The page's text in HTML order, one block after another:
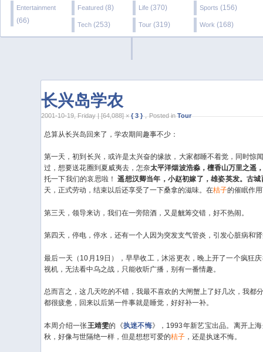
Entertainment
(66)
Featured (8) Life (370) Sports (156)
Tech (253) Tour (319) Work (168)
长兴岛学农
2001-10-19, Friday | [64,088] ×{ 3 }，Posted inTour
总算从长兴岛回来了，学农期间趣事不少：
第一天，初到长兴，或许是太兴奋的缘故，大家都睡不着觉，同时惊
过，想要送花圈到夏威夷去，怎奈太平洋烟波浩淼，檀香山万里之遥
托一下我们的哀思啦！遥想汉卿当年，小赵初嫁了，雄姿英发。古
天，正式劳动，结束以后还享受了一下桑拿的滋味。在桔子的催眠作
第三天，领导来访，我们在一旁陪酒，又是觥筹交错，好不热闹。
第四天，停电，停水，还有一个人因为突发支气管炎，引发心脏病和
最后一天（10月19日），早早收工，沐浴更衣，晚上开了一个疯狂
视机，无法看中乌之战，只能收听广播，别有一番情趣。
总而言之，这几天吃的不错，我最不喜欢的大闸蟹上了好几次，我都
都很疲惫，回来以后第一件事就是睡觉，好好补一补。
本周介绍一张王靖雯的《执迷不悔》，1993年新艺宝出品。离开上
秋，好像与世隔绝一样，但是想想可爱的桔子 ，还是执迷不悔。